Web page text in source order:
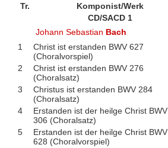
Tr. Komponist/Werk
CD/SACD 1
Johann Sebastian Bach
1
Christ ist erstanden BWV 627
(Choralvorspiel)
2
Christ ist erstanden BWV 276
(Choralsatz)
3
Christus ist erstanden BWV 284
(Choralsatz)
4
Erstanden ist der heilge Christ BWV
306 (Choralsatz)
5
Erstanden ist der heilge Christ BWV
628 (Choralvorspiel)